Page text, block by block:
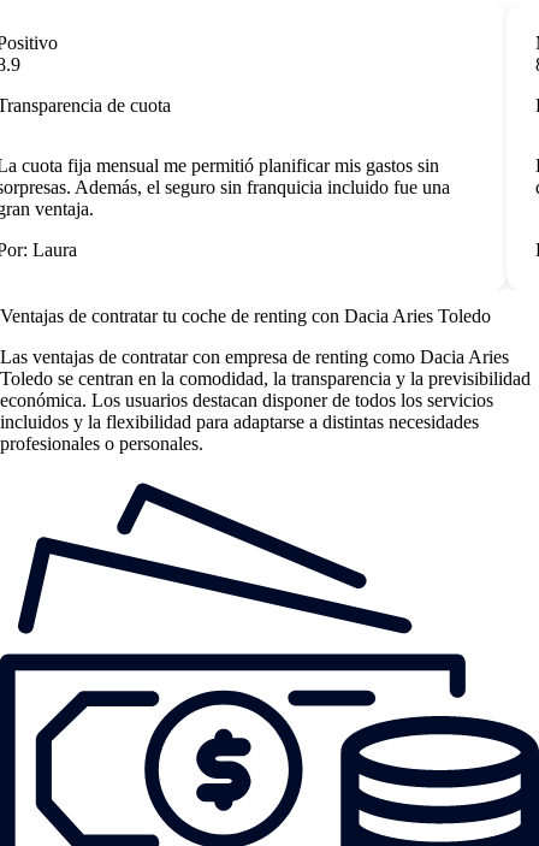
de cuota
cuota fija mensual me permitió planificar mis gastos sin
Además, el seguro sin franquicia incluido fue una
ventaja.
Laura
Ventajas de contratar tu coche de renting con Dacia Aries Toledo
Las ventajas de contratar con empresa de renting como Dacia Aries
Toledo se centran en la comodidad, la transparencia y la previsibilidad
económica. Los usuarios destacan disponer de todos los servicios
incluidos y la flexibilidad para adaptarse a distintas necesidades
profesionales o personales.